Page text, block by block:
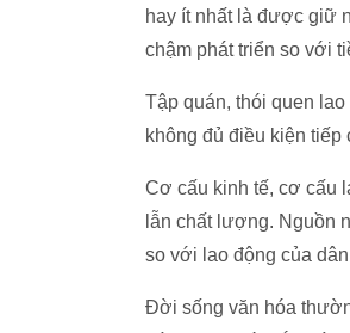
hay ít nhất là được giữ
chậm phát triển so với
Tập quán, thói quen
không đủ điều kiện
Cơ cấu kinh tế, cơ cấu
lẫn chất lượng. Nguồn
so với lao động của
Đời sống văn hóa